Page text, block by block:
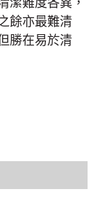
潔難度各異，
餘亦最難清
勝在易於清